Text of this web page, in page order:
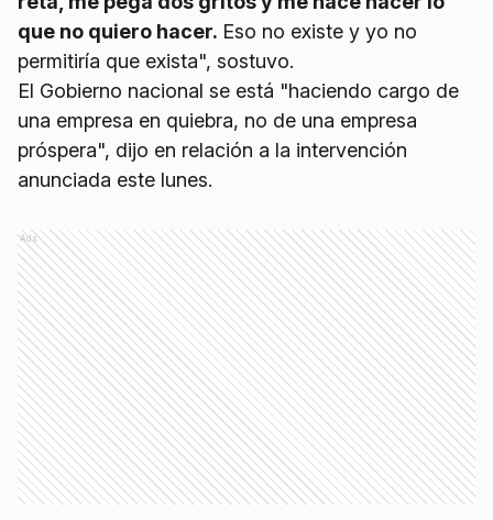
que no quiero hacer. Eso no existe y yo no
permitiría que exista", sostuvo.
El Gobierno nacional se está "haciendo cargo de
una empresa en quiebra, no de una empresa
próspera", dijo en relación a la intervención
anunciada este lunes.
Ads